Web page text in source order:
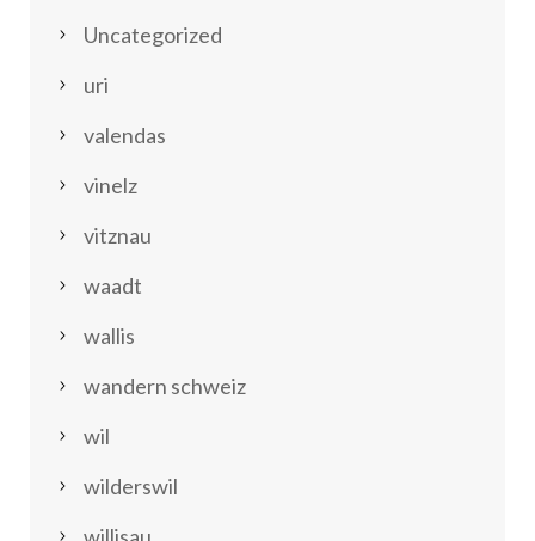
Uncategorized
uri
valendas
vinelz
vitznau
waadt
wallis
wandern schweiz
wil
wilderswil